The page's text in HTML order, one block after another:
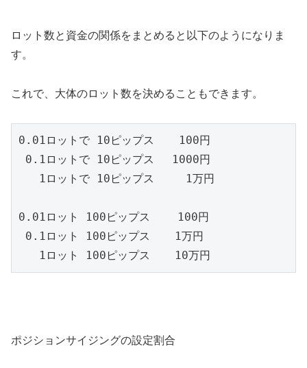
ロット数と資金の関係をまとめると以下のようになりま
す。
これで、大体のロット数を決めることもできます。
0.01ロットで 10ピップス 　 100円
0.1ロットで 10ピップス　 1000円
   1ロットで 10ピップス　   1万円
0.01ロット 100ピップス    100円
0.1ロット 100ピップス　  1万円
   1ロット 100ピップス  　10万円
ポジションサイジングの設定割合